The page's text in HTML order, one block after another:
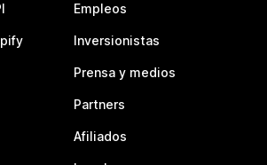
Empleos
Inversionistas
Prensa y medios
Partners
Afiliados